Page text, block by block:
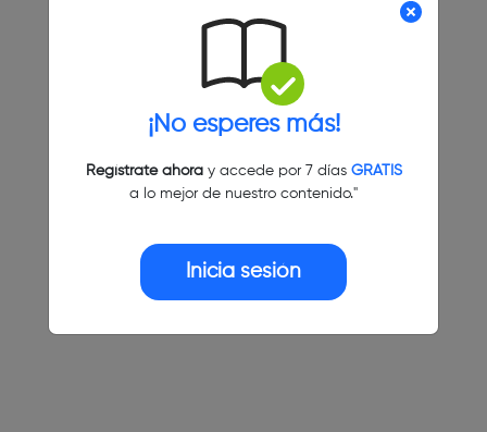
¡No esperes más!
Regístrate ahoray accede por 7 días GRATIS
a lo mejor de nuestro contenido."
Inicia sesión